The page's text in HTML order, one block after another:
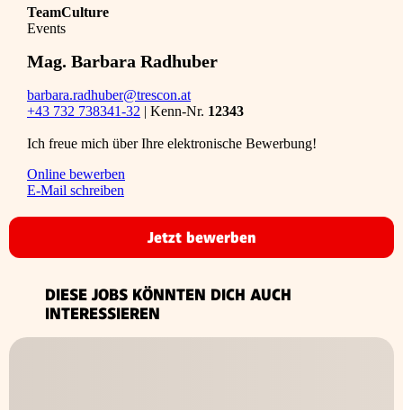
TeamCulture
Events
Mag. Barbara Radhuber
barbara.radhuber@trescon.at
+43 732 738341-32 | Kenn-Nr. 12343
Ich freue mich über Ihre elektronische Bewerbung!
Online bewerben
E-Mail schreiben
Jetzt bewerben
DIESE JOBS KÖNNTEN DICH AUCH
INTERESSIEREN